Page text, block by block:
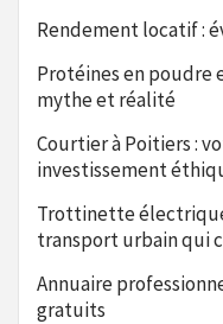
Rendement locatif :
Protéines en poudre
mythe et réalité
Courtier à Poitiers :
investissement
Trottinette
transport urbain qui
Annuaire
gratuits